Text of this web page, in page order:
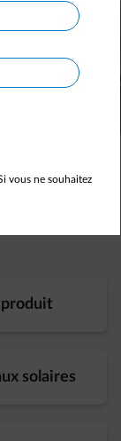
?
produit
solaires
vous ne souhaitez